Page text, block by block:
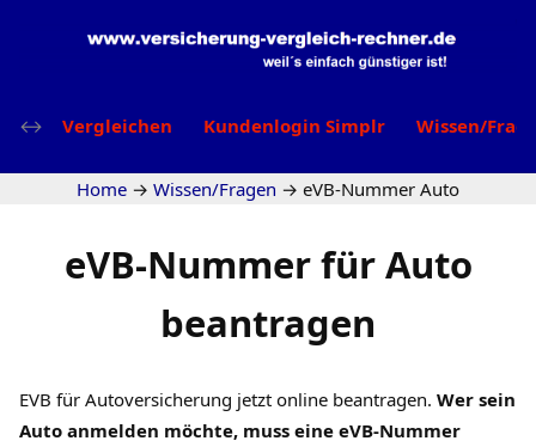
Vergleichen Kundenlogin Simplr Wissen/
Home → Wissen/Fragen → eVB-Nummer Auto
eVB-Nummer für Auto
beantragen
EVB für Autoversicherung jetzt online beantragen. Wer sein
Auto anmelden möchte, muss eine eVB-Nummer